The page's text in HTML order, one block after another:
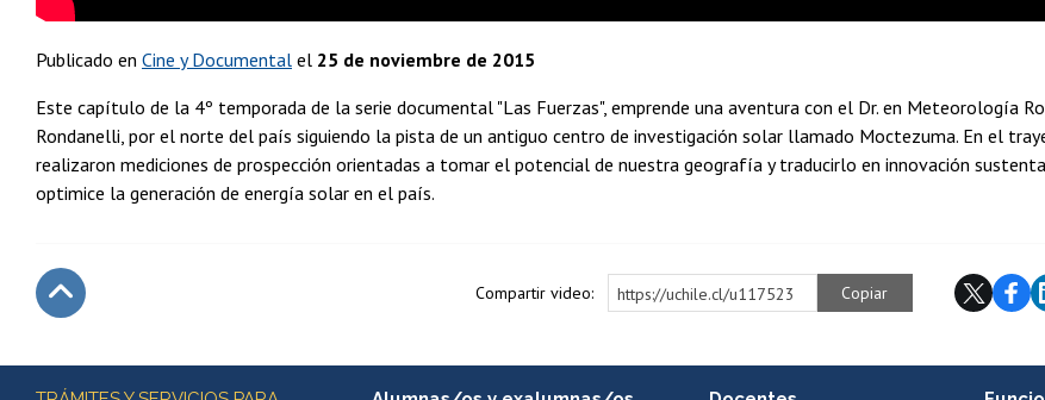
Publicado en Cine y Documental el 25 de noviembre de 2015
Este capítulo de la 4º temporada de la serie documental "Las Fuerzas", emprende una aventura con el Dr. en Meteorología
Rondanelli, por el norte del país siguiendo la pista de un antiguo centro de investigación solar llamado Moctezuma. En el
realizaron mediciones de prospección orientadas a tomar el potencial de nuestra geografía y traducirlo en innovación
optimice la generación de energía solar en el país.
Compartir video: https://uchile.cl/u117523 Copiar
Más información